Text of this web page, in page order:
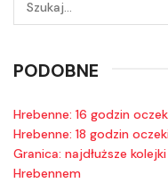
PODOBNE
Hrebenne: 16 godzin
Hrebenne: 18 godzin
Granica: najdłuższe
Hrebennem